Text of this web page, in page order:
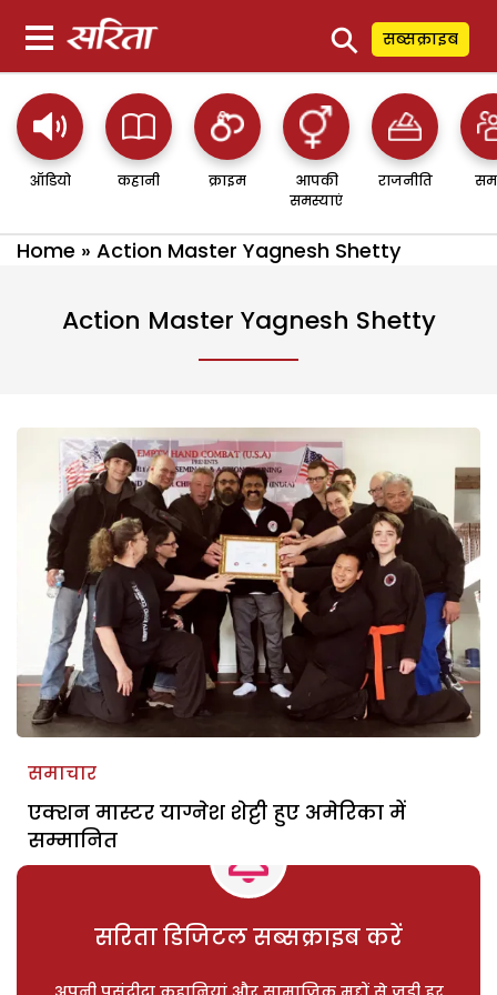
⚲ सब्सक्राइब
ऑडियो कहानी क्राइम
आपकी
समस्याएं
राजनीति
Home » Action Master Yagnesh Shetty
Action Master Yagnesh Shetty
समाचार
एक्शन मास्टर याग्नेश शेट्टी हुए अमेरिका में
सम्मानित
सरिता डिजिटल सब्सक्राइब करें